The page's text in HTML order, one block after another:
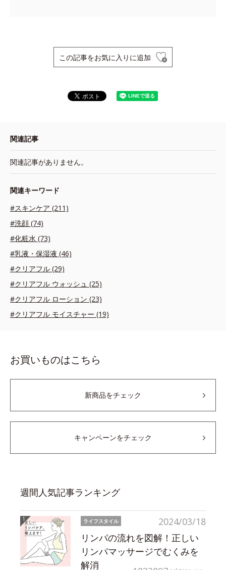
この記事をお気に入りに追加
関連記事
関連記事がありません。
関連キーワード
#スキンケア (211)
#洗顔 (74)
#化粧水 (73)
#乳液・保湿液 (46)
#クリアフル (29)
#クリアフル ウォッシュ (25)
#クリアフル ローション (23)
#クリアフル モイスチャー (19)
お買いものはこちら
新商品をチェック
キャンペーンをチェック
週間人気記事ランキング
2024/03/18
ライフスタイル
リンパの流れを図解！正しい
リンパマッサージでむくみを
解消